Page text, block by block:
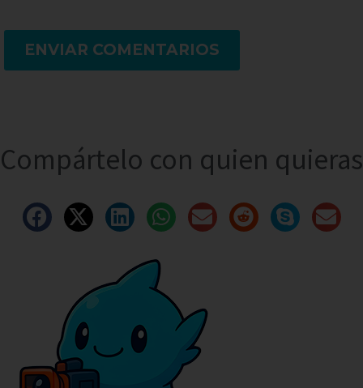
ENVIAR COMENTARIOS
Compártelo con quien quieras